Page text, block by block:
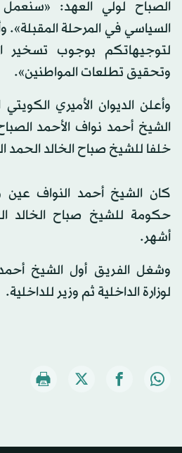
الصباح لولي العهد:
السياسي في المرحلة
لتوجيهاتكم بوجوب تسخير
وتحقيق تطلعات المواطنين».
وأعلن الديوان الأميري
الشيخ أحمد نواف الأحمد
خلفا للشيخ صباح الخالد الحمد
كان الشيخ أحمد النواف عين
حكومة للشيخ صباح الخالد
أشهر.
وشغل الفريق أول الشيخ
لوزارة الداخلية ثم وزير للداخلية.